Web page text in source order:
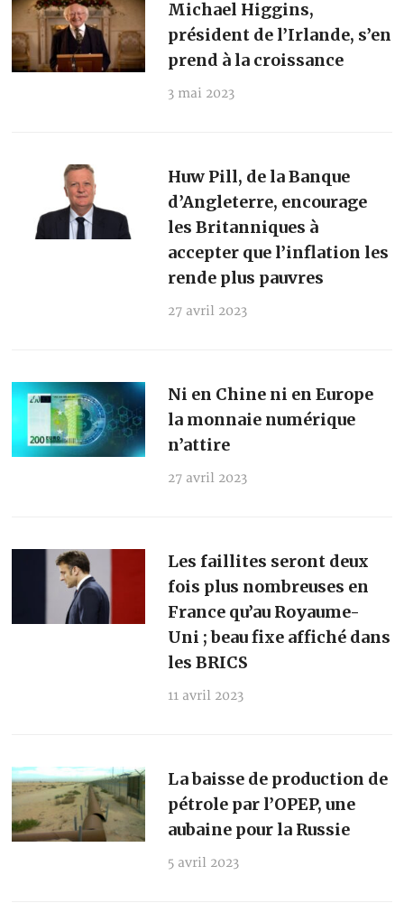
Michael Higgins,
président de l’Irlande, s’en
prend à la croissance
3 mai 2023
Huw Pill, de la Banque
d’Angleterre, encourage
les Britanniques à
accepter que l’inflation les
rende plus pauvres
27 avril 2023
Ni en Chine ni en Europe
la monnaie numérique
n’attire
27 avril 2023
Les faillites seront deux
fois plus nombreuses en
France qu’au Royaume-
Uni ; beau fixe affiché dans
les BRICS
11 avril 2023
La baisse de production de
pétrole par l’OPEP, une
aubaine pour la Russie
5 avril 2023